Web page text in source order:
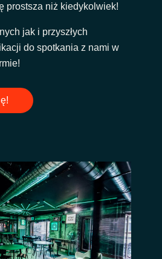
prostsza niż kiedykolwiek!
jak i przyszłych
do spotkania z nami w